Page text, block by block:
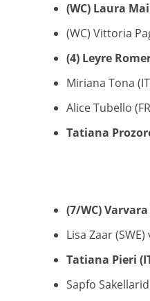
(WC) Laura
(WC) Vittoria
(4) Leyre
Miriana Tona
Alice Tubello
Tatiana
(7/WC)
Lisa Zaar (SWE)
Tatiana Pieri
Sapfo